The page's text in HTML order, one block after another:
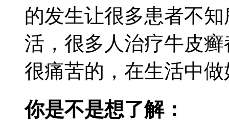
的发生让很多患者不
活，很多人治疗牛皮
很痛苦的，在生活中
你是不是想了解：